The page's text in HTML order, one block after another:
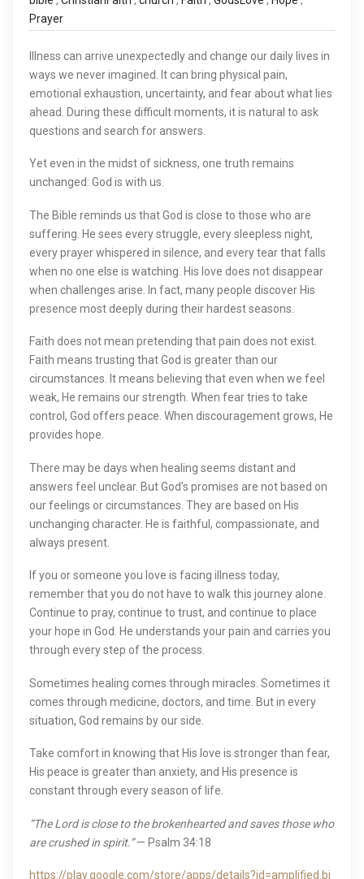
Prayer
Illness can arrive unexpectedly and change our daily lives in
ways we never imagined. It can bring physical pain,
emotional exhaustion, uncertainty, and fear about what lies
ahead. During these difficult moments, it is natural to ask
questions and search for answers.
Yet even in the midst of sickness, one truth remains
unchanged: God is with us.
The Bible reminds us that God is close to those who are
suffering. He sees every struggle, every sleepless night,
every prayer whispered in silence, and every tear that falls
when no one else is watching. His love does not disappear
when challenges arise. In fact, many people discover His
presence most deeply during their hardest seasons.
Faith does not mean pretending that pain does not exist.
Faith means trusting that God is greater than our
circumstances. It means believing that even when we feel
weak, He remains our strength. When fear tries to take
control, God offers peace. When discouragement grows, He
provides hope.
There may be days when healing seems distant and
answers feel unclear. But God’s promises are not based on
our feelings or circumstances. They are based on His
unchanging character. He is faithful, compassionate, and
always present.
If you or someone you love is facing illness today,
remember that you do not have to walk this journey alone.
Continue to pray, continue to trust, and continue to place
your hope in God. He understands your pain and carries you
through every step of the process.
Sometimes healing comes through miracles. Sometimes it
comes through medicine, doctors, and time. But in every
situation, God remains by our side.
Take comfort in knowing that His love is stronger than fear,
His peace is greater than anxiety, and His presence is
constant through every season of life.
“The Lord is close to the brokenhearted and saves those who
are crushed in spirit.”— Psalm 34:18
https://play.google.com/store/apps/details?id=amplified.bi